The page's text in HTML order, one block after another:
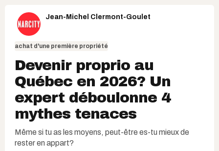
Jean-Michel Clermont-Goulet
achat d'une première propriété
Devenir proprio au
Québec en 2026? Un
expert déboulonne 4
mythes tenaces
Même si tu as les moyens, peut-être es-tu mieux de
rester en appart?